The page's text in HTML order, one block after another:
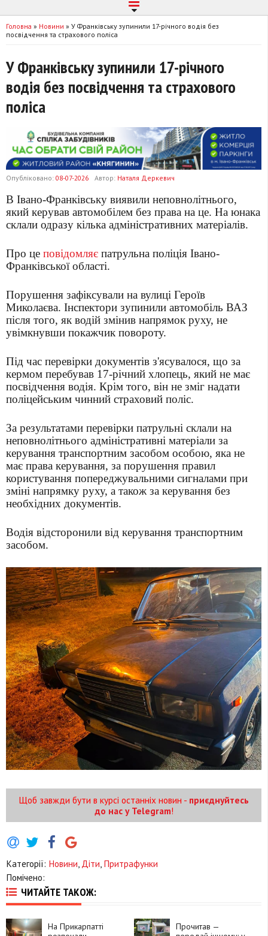
Головна » Новини » У Франківську зупинили 17-річного водія без
посвідчення та страхового поліса
У Франківську зупинили 17-річного
водія без посвідчення та страхового
поліса
Опубліковано: 08-07-2026 Автор: Наталя Деркевич
В Івано-Франківську виявили неповнолітнього,
який керував автомобілем без права на це. На юнака
склали одразу кілька адміністративних матеріалів.
Про це повідомляє патрульна поліція Івано-
Франківської області.
Порушення зафіксували на вулиці Героїв
Миколаєва. Інспектори зупинили автомобіль ВАЗ
після того, як водій змінив напрямок руху, не
увімкнувши покажчик повороту.
Під час перевірки документів з'ясувалося, що за
кермом перебував 17-річний хлопець, який не має
посвідчення водія. Крім того, він не зміг надати
поліцейським чинний страховий поліс.
За результатами перевірки патрульні склали на
неповнолітнього адміністративні матеріали за
керування транспортним засобом особою, яка не
має права керування, за порушення правил
користування попереджувальними сигналами при
зміні напрямку руху, а також за керування без
необхідних документів.
Водія відсторонили від керування транспортним
засобом.
Щоб завжди бути в курсі останніх новин - приєднуйтесь
до нас у Telegram!
Категорії: Новини Діти Притрафунки
Помічено:
ЧИТАЙТЕ ТАКОЖ:
На Прикарпатті
Прочитав —